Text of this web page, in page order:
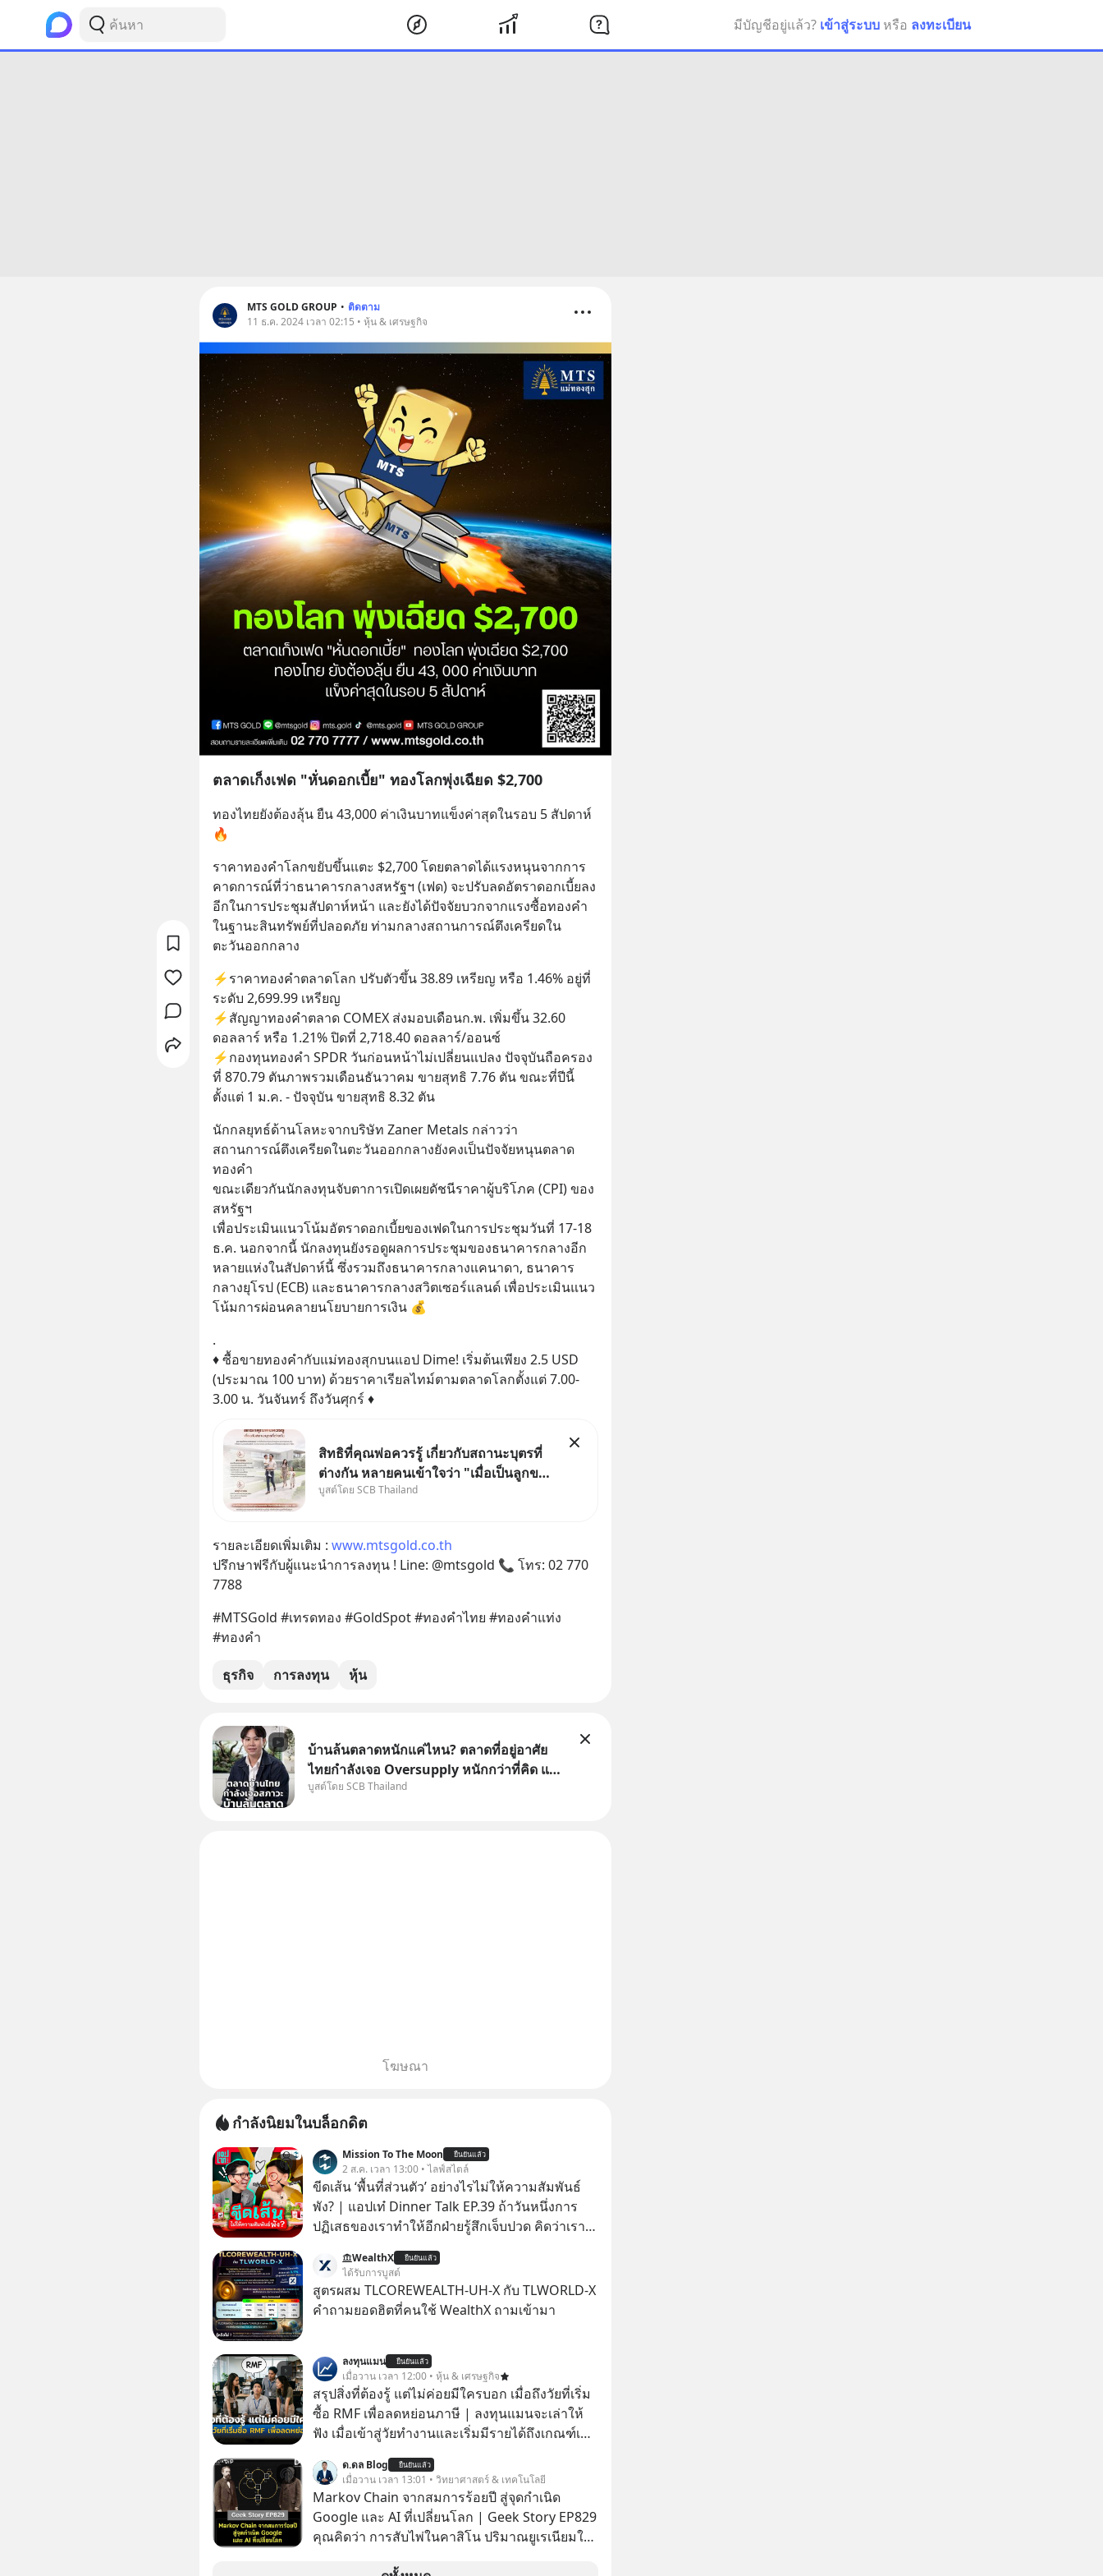
มีบัญชีอยู่แล้ว? เข้าสู่ระบบ หรือ ลงทะเบียน
MTS GOLD GROUP • ติดตาม
11 ธ.ค. 2024 เวลา 02:15 • หุ้น & เศรษฐกิจ
ตลาดเก็งเฟด "หั่นดอกเบี้ย" ทองโลกพุ่งเฉียด $2,700
ทองไทยยังต้องลุ้น ยืน 43,000 ค่าเงินบาทแข็งค่าสุดในรอบ 5 สัปดาห์
🔥
ราคาทองคำโลกขยับขึ้นแตะ $2,700 โดยตลาดได้แรงหนุนจากการ
คาดการณ์ที่ว่าธนาคารกลางสหรัฐฯ (เฟด) จะปรับลดอัตราดอกเบี้ยลง
อีกในการประชุมสัปดาห์หน้า และยังได้ปัจจัยบวกจากแรงซื้อทองคำ
ในฐานะสินทรัพย์ที่ปลอดภัย ท่ามกลางสถานการณ์ตึงเครียดใน
ตะวันออกกลาง
⚡ราคาทองคำตลาดโลก ปรับตัวขึ้น 38.89 เหรียญ หรือ 1.46% อยู่ที่
ระดับ 2,699.99 เหรียญ
⚡สัญญาทองคำตลาด COMEX ส่งมอบเดือนก.พ. เพิ่มขึ้น 32.60
ดอลลาร์ หรือ 1.21% ปิดที่ 2,718.40 ดอลลาร์/ออนซ์
⚡กองทุนทองคำ SPDR วันก่อนหน้าไม่เปลี่ยนแปลง ปัจจุบันถือครอง
ที่ 870.79 ตันภาพรวมเดือนธันวาคม ขายสุทธิ 7.76 ตัน ขณะที่ปีนี้
ตั้งแต่ 1 ม.ค. - ปัจจุบัน ขายสุทธิ 8.32 ตัน
นักกลยุทธ์ด้านโลหะจากบริษัท Zaner Metals กล่าวว่า
สถานการณ์ตึงเครียดในตะวันออกกลางยังคงเป็นปัจจัยหนุนตลาด
ทองคำ
ขณะเดียวกันนักลงทุนจับตาการเปิดเผยดัชนีราคาผู้บริโภค (CPI) ของ
สหรัฐฯ
เพื่อประเมินแนวโน้มอัตราดอกเบี้ยของเฟดในการประชุมวันที่ 17-18
ธ.ค. นอกจากนี้ นักลงทุนยังรอดูผลการประชุมของธนาคารกลางอีก
หลายแห่งในสัปดาห์นี้ ซึ่งรวมถึงธนาคารกลางแคนาดา, ธนาคาร
กลางยุโรป (ECB) และธนาคารกลางสวิตเซอร์แลนด์ เพื่อประเมินแนว
โน้มการผ่อนคลายนโยบายการเงิน 💰
.
♦ ซื้อขายทองคำกับแม่ทองสุกบนแอป Dime! เริ่มต้นเพียง 2.5 USD
(ประมาณ 100 บาท) ด้วยราคาเรียลไทม์ตามตลาดโลกตั้งแต่ 7.00-
3.00 น. วันจันทร์ ถึงวันศุกร์ ♦
สิทธิที่คุณพ่อควรรู้ เกี่ยวกับสถานะบุตรที่
ต่างกัน หลายคนเข้าใจว่า "เมื่อเป็นลูกของ
พ่อและแม่ ก็ย่อมเป็นบุตรชอบด้วย
บูสต์โดย SCB Thailand
รายละเอียดเพิ่มเติม : www.mtsgold.co.th
ปรึกษาฟรีกับผู้แนะนำการลงทุน ! Line: @mtsgold 📞 โทร: 02 770
7788
#MTSGold #เทรดทอง #GoldSpot #ทองคำไทย #ทองคำแท่ง
#ทองคำ
ธุรกิจ การลงทุน หุ้น
บ้านล้นตลาดหนักแค่ไหน? ตลาดที่อยู่อาศัย
ไทยกำลังเจอ Oversupply หนักกว่าที่คิด และ
ปัญหานี้อาจไม่ได้จบแค่เรื่องเศรษฐกิจ
บูสต์โดย SCB Thailand
โฆษณา
กำลังนิยมในบล็อกดิต
Mission To The Moon ยืนยันแล้ว
2 ส.ค. เวลา 13:00 • ไลฟ์สไตล์
ขีดเส้น ‘พื้นที่ส่วนตัว’ อย่างไรไม่ให้ความสัมพันธ์
พัง? | แอปเท๋ Dinner Talk EP.39 ถ้าวันหนึ่งการ
ปฏิเสธของเราทำให้อีกฝ่ายรู้สึกเจ็บปวด คิดว่าเรา
ไม่เคยปฏิเสธใครอย่างนี้มาก่อน แต่พอตั้งใจจะ
‘สร้างขอบเขต’ เพื่อตัวเองดูสักครั้ง กลับทำให้เกิด
รอยร้าวในความสัมพันธ์เสียอย่างนั้น โดยรายการ
สวัสดิ์ จะพาทุกคนไปสำรวจวิธีสร้างขอบเขตเพื่อ
รักษาใจของตัวเองและรักษาความสัมพันธ์ของคน
รอบข้างไปพร้อมกัน #boundary
#selfdevelopment #แอปเท๋dinnertalk
#missiontothemoonpodcast
WealthX ยืนยันแล้ว
ได้รับการบูสต์
สูตรผสม TLCOREWEALTH-UH-X กับ TLWORLD-X
คำถามยอดฮิตที่คนใช้ WealthX ถามเข้ามา
ลงทุนแมน ยืนยันแล้ว
เมื่อวาน เวลา 12:00 • หุ้น & เศรษฐกิจ
สรุปสิ่งที่ต้องรู้ แต่ไม่ค่อยมีใครบอก เมื่อถึงวัยที่เริ่ม
ซื้อ RMF เพื่อลดหย่อนภาษี | ลงทุนแมนจะเล่าให้
ฟัง เมื่อเข้าสู่วัยทำงานและเริ่มมีรายได้ถึงเกณฑ์เสีย
เพราะนอกจากจะช่วยลดหย่อนภาษีได้แล้ว ยังเป็น
โอกาสในการสร้างความมั่งคั่งระยะยาว แต่น้อยคน
นักที่จะลงลึกว่า ถ้าลงทุนใน RMF ควรรู้ อะไรบ้าง
ควรดู ตรงไหน ทำอย่างไร ถึงจะดีกับเรา แล้วเรา
ควรรู้ข้อมูลอะไรเกี่ยวกับ RMF บ้าง เพื่อให้นำไปใช้
ต่อได้จริง ๆ ลงทุนแมนจะเล่าให้ฟัง
ด.ดล Blog ยืนยันแล้ว
เมื่อวาน เวลา 13:01 • วิทยาศาสตร์ & เทคโนโลยี
Markov Chain จากสมการร้อยปี สู่จุดกำเนิด
Google และ AI ที่เปลี่ยนโลก | Geek Story EP829
คุณคิดว่า การสับไพ่ในคาสิโน ปริมาณยูเรเนียมใน